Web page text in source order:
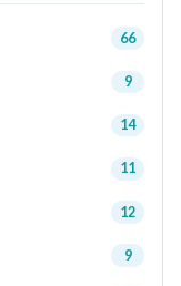
66
9
14
11
12
9